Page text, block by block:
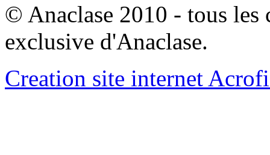
© Anaclase 2010 - tous les
exclusive d'Anaclase.
Creation site internet